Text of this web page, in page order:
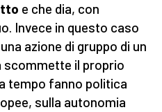
e che dia, con
Invece in questo caso
azione di gruppo di un
scommette il proprio
tempo fanno politica
sulla autonomia